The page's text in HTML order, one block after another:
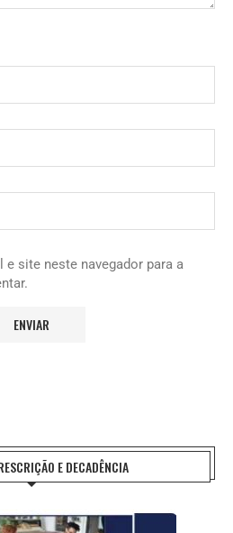
e site neste navegador para a
E DECADÊNCIA